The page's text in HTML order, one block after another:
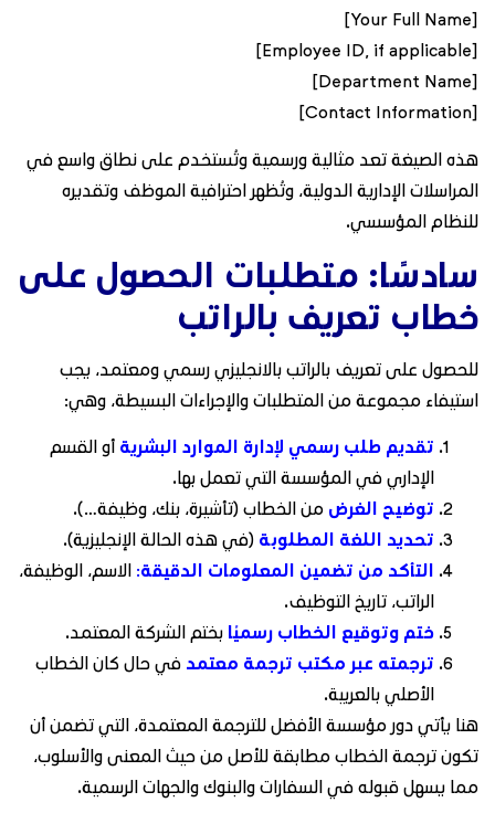
[Your Full Name]
[Employee ID, if applicable]
[Department Name]
[Contact Information]
هذه الصيغة تعد مثالية ورسمية وتُستخدم على نطاق واسع في
المراسلات الإدارية الدولية، وتُظهر احترافية الموظف وتقديره
للنظام المؤسسي.
سادسًا: متطلبات الحصول على
خطاب تعريف بالراتب
للحصول على تعريف بالراتب بالانجليزي رسمي ومعتمد، يجب
استيفاء مجموعة من المتطلبات والإجراءات البسيطة، وهي:
تقديم طلب رسمي لإدارة الموارد البشرية أو القسم
الإداري في المؤسسة التي تعمل بها.
توضيح الغرض من الخطاب (تأشيرة، بنك، وظيفة…).
تحديد اللغة المطلوبة (في هذه الحالة الإنجليزية).
التأكد من تضمين المعلومات الدقيقة: الاسم، الوظيفة،
الراتب، تاريخ التوظيف.
ختم وتوقيع الخطاب رسميًا بختم الشركة المعتمد.
ترجمته عبر مكتب ترجمة معتمد في حال كان الخطاب
الأصلي بالعربية.
هنا يأتي دور مؤسسة الأفضل للترجمة المعتمدة، التي تضمن أن
تكون ترجمة الخطاب مطابقة للأصل من حيث المعنى والأسلوب،
مما يسهل قبوله في السفارات والبنوك والجهات الرسمية.